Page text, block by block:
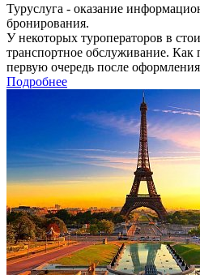
Туруслуга - оказание
бронирования.
У некоторых туроператоров в
транспортное обслуживание. Как
первую очередь после
Подробнее